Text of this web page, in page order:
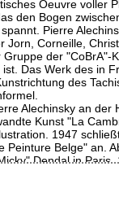
, 1986
€ 3.960
Oeuvre voller
den Bogen
Pierre
Jorn, Corneille,
der "CoBrA"-
Das Werk des in
des
Alechinsky an der
Kunst "La
1947
Peinture Belge" an.
Dendal in
seiner Werke statt.
Alechinsky mit